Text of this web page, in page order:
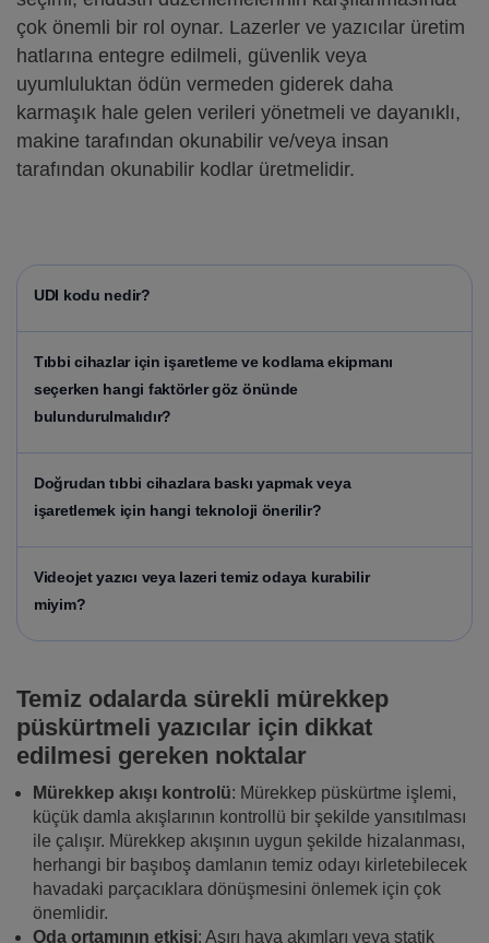
çok önemli bir rol oynar. Lazerler ve yazıcılar üretim
hatlarına entegre edilmeli, güvenlik veya
uyumluluktan ödün vermeden giderek daha
karmaşık hale gelen verileri yönetmeli ve dayanıklı,
makine tarafından okunabilir ve/veya insan
tarafından okunabilir kodlar üretmelidir.
UDI kodu nedir?
Tıbbi cihazlar için işaretleme ve kodlama ekipmanı
seçerken hangi faktörler göz önünde
bulundurulmalıdır?
Doğrudan tıbbi cihazlara baskı yapmak veya
işaretlemek için hangi teknoloji önerilir?
Videojet yazıcı veya lazeri temiz odaya kurabilir
miyim?
Temiz odalarda sürekli mürekkep
püskürtmeli yazıcılar için dikkat
edilmesi gereken noktalar
Mürekkep akışı kontrolü: Mürekkep püskürtme işlemi,
küçük damla akışlarının kontrollü bir şekilde yansıtılması
ile çalışır. Mürekkep akışının uygun şekilde hizalanması,
herhangi bir başıboş damlanın temiz odayı kirletebilecek
havadaki parçacıklara dönüşmesini önlemek için çok
önemlidir.
Oda ortamının etkisi: Aşırı hava akımları veya statik